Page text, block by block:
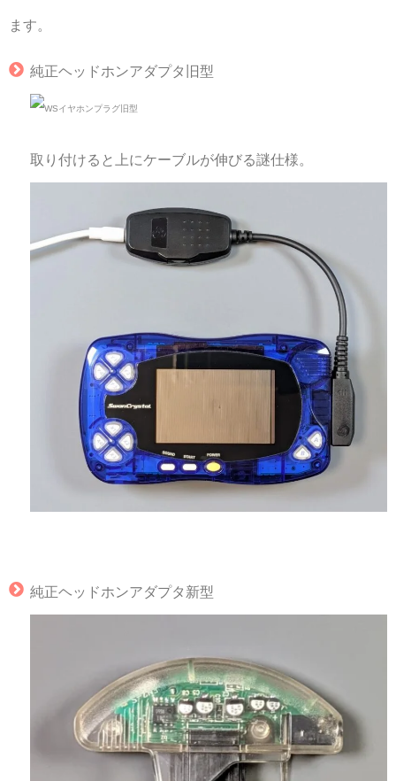
ます。
純正ヘッドホンアダプタ旧型
取り付けると上にケーブルが伸びる謎仕様。
純正ヘッドホンアダプタ新型